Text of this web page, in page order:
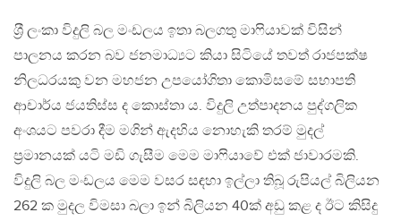
ශ‍්‍රී ලංකා විදුලි බල මංඩලය ඉතා බලගතු මාෆියාවක් විසින්
පාලනය කරන බව ජනමාධ්‍යට කියා සිටියේ තවත් රාජපක්ෂ
නිලධරයකු වන මහජන උපයෝගිතා කොමිසමේ සභාපති
ආචාර්ය ජයතිස්ස ද කොස්තා ය. විදුලි උත්පාදනය පුද්ගලික
අංශයට පවරා දීම මගින් ඇදහිය නොහැකි තරම් මුදල්
ප‍්‍රමානයක් යටි මඩි ගැසීම මෙම මාෆියාවේ එක් ජාවාරමකි.
විදුලි බල මංඩලය මෙම වසර සඳහා ඉල්ලා තිබූ රුපියල් බිලියන
262 ක මුදල විමසා බලා ඉන් බිලියන 40ක් අඩු කළ ද ඊට කිසිදු